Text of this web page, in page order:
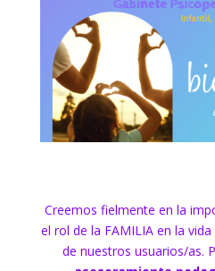
Creemos fielmente en la
el rol de la FAMILIA en la
de nuestros usuarios/as.